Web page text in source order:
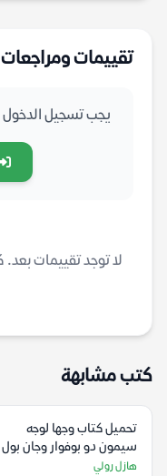
تقييمات ومراجعات
يجب تسجيل الدخول
لا توجد تقييمات
كتب مشابهة
تحميل كتاب وجها لوجه
سيمون دو بوفوار وجان بول
سارتر (الحياة والحب) – هازل
هازل رولي